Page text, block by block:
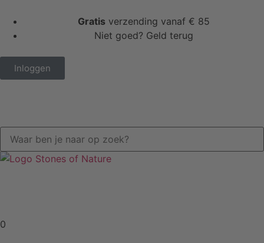
Gratis verzending vanaf € 85
Niet goed? Geld terug
Inloggen
0